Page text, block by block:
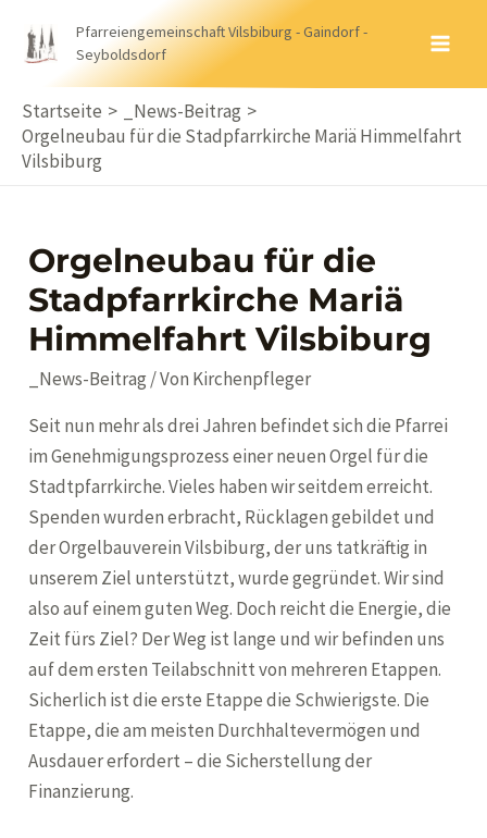
Inhalt
Pfarreiengemeinschaft Vilsbiburg - Gaindorf -
Seyboldsdorf
Startseite
_News-Beitrag
Orgelneubau für die Stadpfarrkirche Mariä Himmelfahrt
Vilsbiburg
Orgelneubau für die
Stadpfarrkirche Mariä
Himmelfahrt Vilsbiburg
_News-Beitrag / Von Kirchenpfleger
Seit nun mehr als drei Jahren befindet sich die Pfarrei
im Genehmigungsprozess einer neuen Orgel für die
Stadtpfarrkirche. Vieles haben wir seitdem erreicht.
Spenden wurden erbracht, Rücklagen gebildet und
der Orgelbauverein Vilsbiburg, der uns tatkräftig in
unserem Ziel unterstützt, wurde gegründet. Wir sind
also auf einem guten Weg. Doch reicht die Energie, die
Zeit fürs Ziel? Der Weg ist lange und wir befinden uns
auf dem ersten Teilabschnitt von mehreren Etappen.
Sicherlich ist die erste Etappe die Schwierigste. Die
Etappe, die am meisten Durchhaltevermögen und
Ausdauer erfordert – die Sicherstellung der
Finanzierung.